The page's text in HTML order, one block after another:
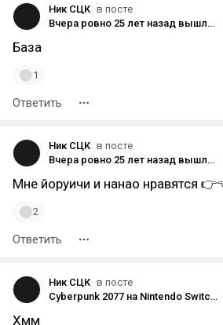
Ник СЦК в посте
Вчера ровно 25 лет назад вышла первая глава (Death & Strawberry) манги Bleach в составе Weekly Shōnen Jump 36-37 (2001 год)
База
1
Ответить
Ник СЦК в посте
Вчера ровно 25 лет назад вышла первая глава (Death & Strawberry) манги Bleach в составе Weekly Shōnen Jump 36-37 (2001 год)
Мне йоруичи и нанао нравятся
2
Ответить
Ник СЦК в посте
Cyberpunk 2077 на Nintendo Switch. День 36. ФИНАЛ
Хмм